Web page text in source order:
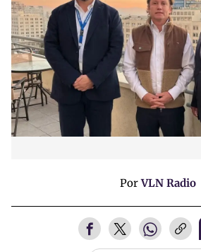
PorVLN Radio